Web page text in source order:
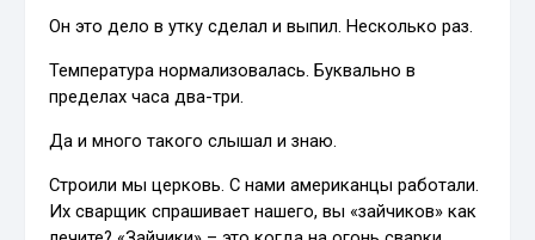
Он это дело в утку сделал и выпил. Несколько раз.
Температура нормализовалась. Буквально в
пределах часа два-три.
Да и много такого слышал и знаю.
Строили мы церковь. С нами американцы работали.
Их сварщик спрашивает нашего, вы «зайчиков» как